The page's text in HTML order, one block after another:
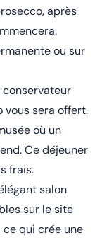
après
ou sur
vous sera offert.
où un
Ce déjeuner
frais.
salon
sur le site
ce qui crée une